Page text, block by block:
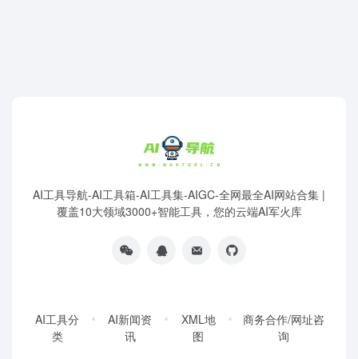
AI工具导航-AI工具箱-AI工具集-AIGC-全网最全AI网站合集 |
覆盖10大领域3000+智能工具，您的云端AI军火库
AI工具分
类
AI新闻资
讯
XML地
图
商务合作/网址咨
询